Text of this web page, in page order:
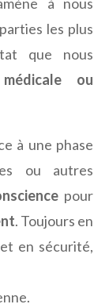
les plus
que nous
ou
à une phase
ou autres
pour
. Toujours en
en sécurité,